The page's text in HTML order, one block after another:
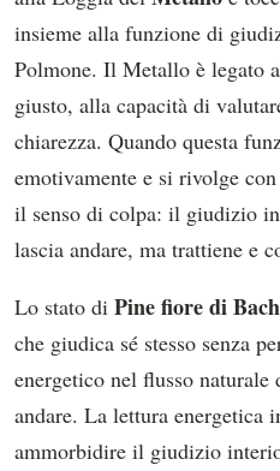
insieme alla funzione di
Polmone. Il Metallo è legato
giusto, alla capacità di
chiarezza. Quando questa
emotivamente e si rivolge
il senso di colpa: il giudizio
lascia andare, ma trattiene e
Lo stato di Pine fiore di Bach
che giudica sé stesso senza
energetico nel flusso naturale
andare. La lettura energetica
ammorbidire il giudizio